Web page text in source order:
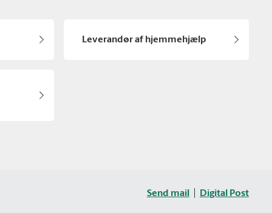
Leverandør af hjemmehjælp
Send mail Digital Post